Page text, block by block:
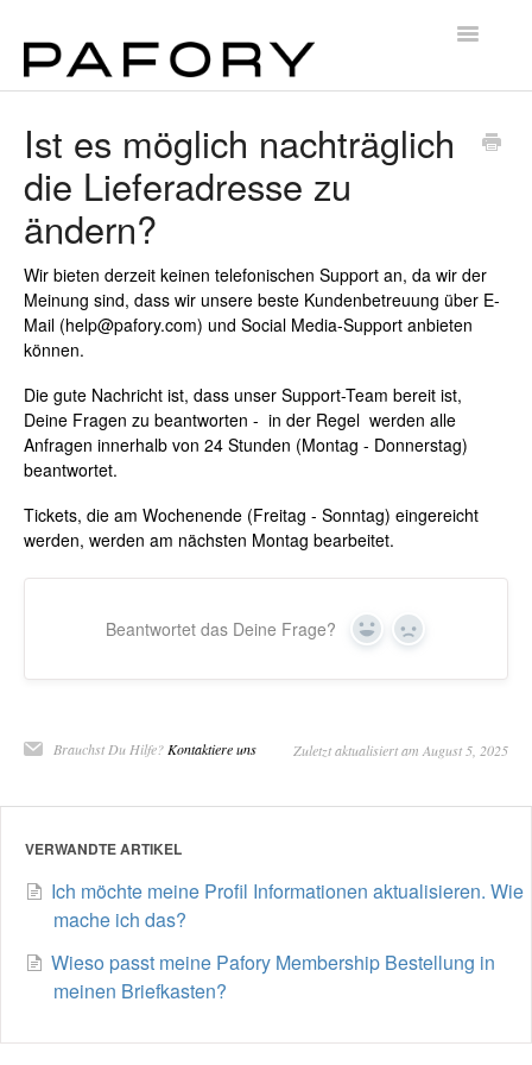
Toggle
Ist es möglich nachträglich
die Lieferadresse zu
ändern?
Wir bieten derzeit keinen telefonischen Support an, da wir der
Meinung sind, dass wir unsere beste Kundenbetreuung über E-
Mail (help@pafory.com) und Social Media-Support anbieten
können.
Die gute Nachricht ist, dass unser Support-Team bereit ist,
Deine Fragen zu beantworten - in der Regel werden alle
Anfragen innerhalb von 24 Stunden (Montag - Donnerstag)
beantwortet.
Tickets, die am Wochenende (Freitag - Sonntag) eingereicht
werden, werden am nächsten Montag bearbeitet.
Beantwortet das Deine Frage? Yes No
Brauchst Du Hilfe? Kontaktiere uns Zuletzt aktualisiert am August 5, 2025
VERWANDTE ARTIKEL
Ich möchte meine Profil Informationen aktualisieren. Wie
mache ich das?
Wieso passt meine Pafory Membership Bestellung in
meinen Briefkasten?